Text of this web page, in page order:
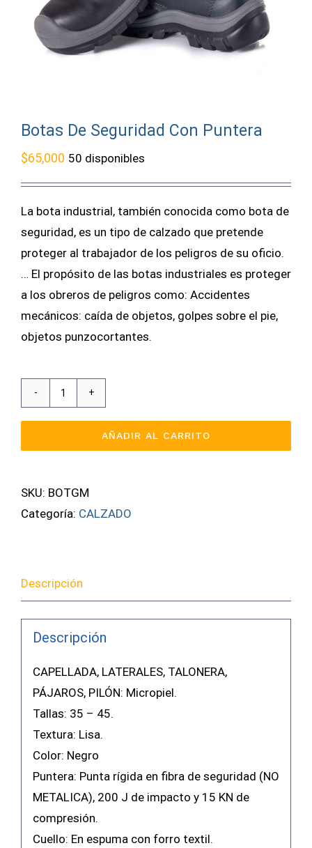
Botas De Seguridad Con Puntera
$65,000 50 disponibles
La bota industrial, también conocida como bota de
seguridad, es un tipo de calzado que pretende
proteger al trabajador de los peligros de su oficio.
… El propósito de las botas industriales es proteger
a los obreros de peligros como: Accidentes
mecánicos: caída de objetos, golpes sobre el pie,
objetos punzocortantes.
De
Puntera
cantidad
AÑADIR AL CARRITO
SKU: BOTGM
Categoría: CALZADO
Descripción
Descripción
CAPELLADA, LATERALES, TALONERA,
PÁJAROS, PILÓN: Micropiel.
Tallas: 35 – 45.
Textura: Lisa.
Color: Negro
Puntera: Punta rígida en fibra de seguridad (NO
METALICA), 200 J de impacto y 15 KN de
compresión.
Cuello: En espuma con forro textil.